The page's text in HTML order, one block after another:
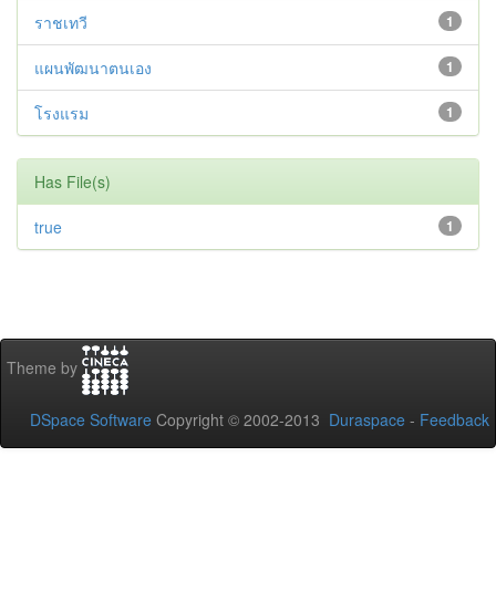
1
ราชเทวี
1
แผนพัฒนาตนเอง
1
โรงแรม
Has File(s)
1
true
Theme by
DSpace Software Copyright © 2002-2013 Duraspace - Feedback